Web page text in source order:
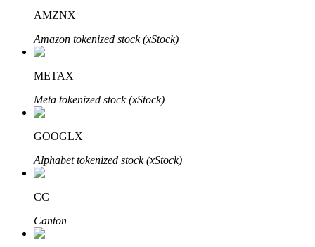
Изучите стейкинг
Узнайте о пассивном доходе
Bitrue
Bitrue Партнеры
AMZNX
Amazon tokenized stock (xStock)
METAX
Meta tokenized stock (xStock)
GOOGLX
Alphabet tokenized stock (xStock)
CC
Canton